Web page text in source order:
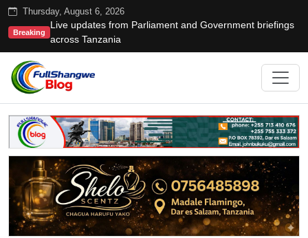
Thursday, August 6, 2026
Breaking
Live updates from Parliament and Government briefings
across Tanzania